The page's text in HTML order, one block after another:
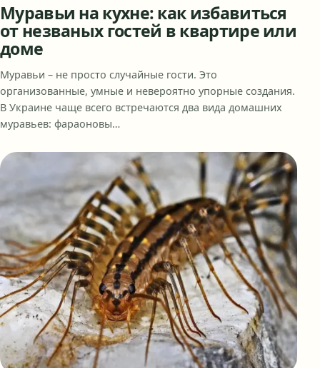
Муравьи на кухне: как избавиться
от незваных гостей в квартире или
доме
Муравьи – не просто случайные гости. Это
организованные, умные и невероятно упорные создания.
В Украине чаще всего встречаются два вида домашних
муравьев: фараоновы…